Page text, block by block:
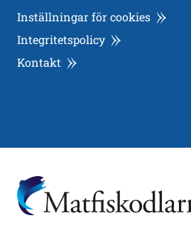
Inställningar för cookies
Integritetspolicy
Kontakt